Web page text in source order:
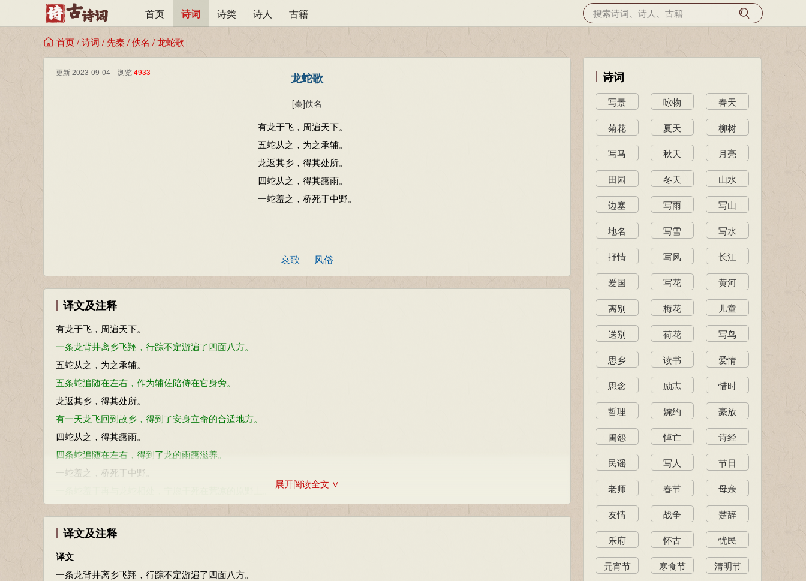
首页 诗词 诗类 诗人 古籍
首页/诗词 / 先秦 /佚名 /龙蛇歌
更新 2023-09-04 浏览4933 龙蛇歌
[秦]佚名
有龙于飞，周遍天下。
五蛇从之，为之承辅。
龙返其乡，得其处所。
四蛇从之，得其露雨。
一蛇羞之，桥死于中野。
哀歌 风俗
译文及注释
有龙于飞，周遍天下。
一条龙背井离乡飞翔，行踪不定游遍了四面八方。
五蛇从之，为之承辅。
五条蛇追随在左右，作为辅佐陪侍在它身旁。
龙返其乡，得其处所。
有一天龙飞回到故乡，得到了安身立命的合适地方。
四蛇从之，得其露雨。
四条蛇追随在左右，得到了龙的雨露滋养。
一蛇羞之，桥死于中野。
桥：《艺文类聚》作“槁”，是。
参考资料：
1、《先秦诗鉴赏辞典》.上海辞书出版社，1998年12月版，第963页
展开阅读全文 ∨
译文及注释
译文
一条龙背井离乡飞翔，行踪不定游遍了四面八方。
诗词
写景 咏物 春天
菊花 夏天 柳树
写马 秋天 月亮
田园 冬天 山水
边塞 写雨 写山
地名 写雪 写水
抒情 写风 长江
爱国 写花 黄河
离别 梅花 儿童
送别 荷花 写鸟
思乡 读书 爱情
思念 励志 惜时
哲理 婉约 豪放
闺怨 悼亡 诗经
民谣 写人 节日
老师 春节 母亲
友情 战争 楚辞
乐府 怀古 忧民
元宵节 寒食节 清明节